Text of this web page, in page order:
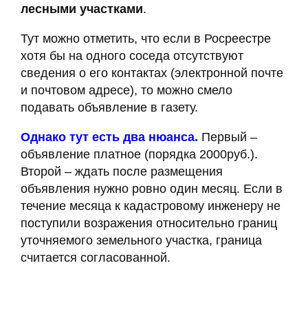
лесными участками.
Тут можно отметить, что если в Росреестре
хотя бы на одного соседа отсутствуют
сведения о его контактах (электронной почте
и почтовом адресе), то можно смело
подавать объявление в газету.
Однако тут есть два нюанса. Первый –
объявление платное (порядка 2000руб.).
Второй – ждать после размещения
объявления нужно ровно один месяц. Если в
течение месяца к кадастровому инженеру не
поступили возражения относительно границ
уточняемого земельного участка, граница
считается согласованной.